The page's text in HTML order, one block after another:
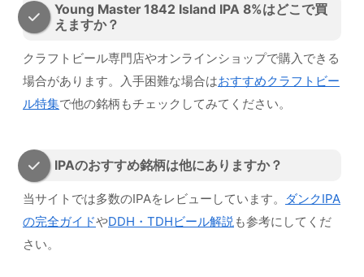
Young Master 1842 Island IPA 8%はどこで買
えますか？
クラフトビール専門店やオンラインショップで購入できる
場合があります。入手困難な場合はおすすめクラフトビー
ル特集で他の銘柄もチェックしてみてください。
IPAのおすすめ銘柄は他にありますか？
当サイトでは多数のIPAをレビューしています。
ダンクIPA
の完全ガイドやDDH・TDHビール解説も参考にしてくだ
さい。